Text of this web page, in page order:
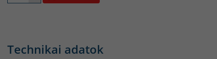
Technikai adatok